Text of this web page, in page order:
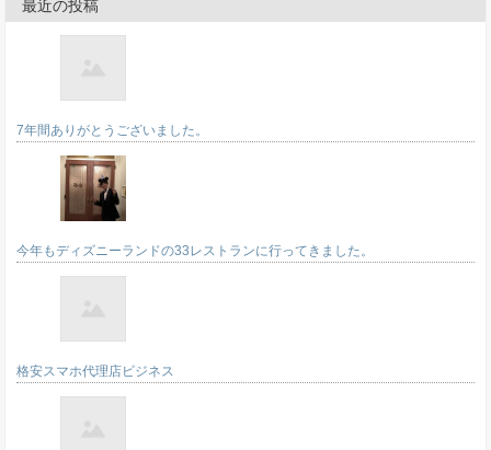
最近の投稿
7年間ありがとうございました。
今年もディズニーランドの33レストランに行ってきました。
格安スマホ代理店ビジネス